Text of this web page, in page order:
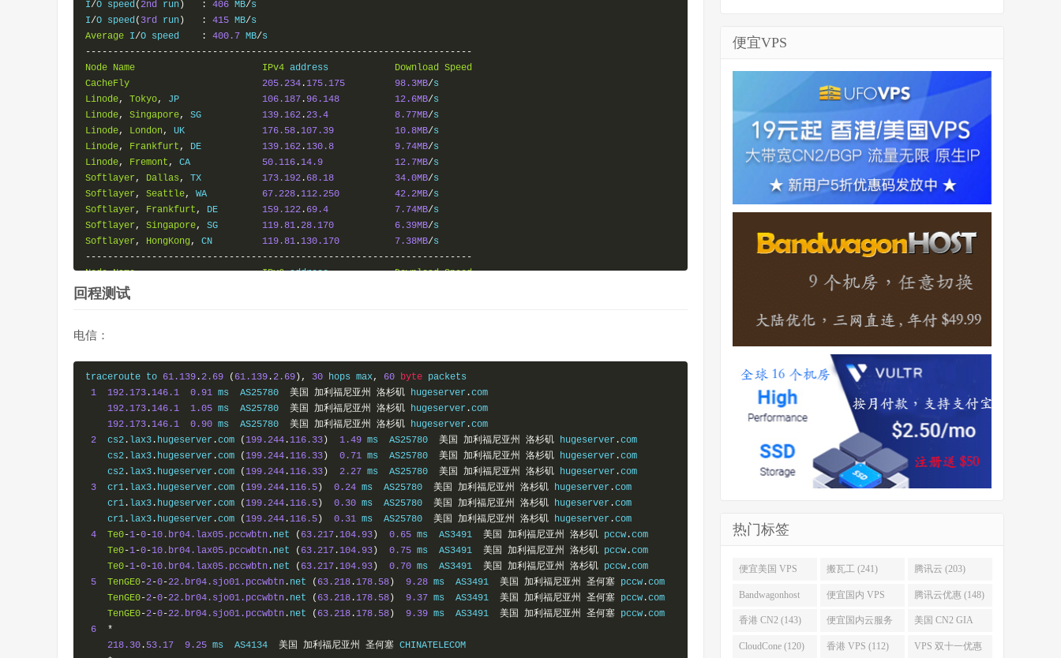
I/O speed (2nd run) : 406 MB/s
I/O speed ( 3rd run) : 415 MB/
Average I/O speed : 400.7 MB/
----------------------------------------------------------------------
Node Name IPv4 address Download
Speed
CacheFly
205.234 . 175.175 98.3MB/
Linode, Tokyo, JP 106.187 .96.148 12.6MB/
Linode, Singapore, SG 139.162 .23.4 8.77MB/
Linode, London, UK 176.58 . 107.39 10.8MB/
Linode, Frankfurt , DE 139.162 . 130.8 9.74MB/
Linode, Fremont , CA 50.116 . 14.9 12.7MB/
Softlayer , Dallas , TX 173.192 . 68.18 34.0MB/
Softlayer , Seattle, WA 67.228 . 112.250 42.2MB/
Softlayer , Frankfurt , DE 159.122 . 69.4 7.74MB/
Softlayer , Singapore, SG 119.81 .28.170 6.39MB/
Softlayer , HongKong, CN 119.81 . 130.170 7.38MB/
----------------------------------------------------------------------
Node Name IPv6 address Download Speed
Linode, Atlanta
Linode
Linode
Softlayer, Washington, WA 2607 :f0d0 :3001:78 ::2 2.94MB /
Softlayer, Paris , FR 2a03 8180 :1301:8::4 8.25MB/
Softlayer, Singapore , SG 2401 c900 :1101:8::2 6.07MB/
Softlayer, Tokyo , JP 2401 c900 :1001:16::4 5.90MB/
----------------------------------------------------------------------
回程测试
电信：
traceroute to 61.139 .2.69 ( 61.139 .2.69), 30 hops max, 60 byte packets
1
192.173 . 146.1 0.91 ms  AS25780 美国 加利福尼亚州 洛杉矶 hugeserver .com
192.173 . 146.1 1.05 ms  AS25780 美国 加利福尼亚州 洛杉矶 hugeserver .com
192.173 . 146.1 0.90 ms  AS25780 美国 加利福尼亚州 洛杉矶 hugeserver .com
2
  cs2
. lax3 . hugeserver .com ( 199.244 . 116.33) 1.49 ms  AS25780 美国 加利福尼亚州 洛杉矶 hugeserver .com
    cs2
. lax3 . hugeserver .com ( 199.244 . 116.33) 0.71 ms  AS25780 美国 加利福尼亚州 洛杉矶 hugeserver .com
    cs2
. lax3 . hugeserver .com ( 199.244 . 116.33) 2.27 ms  AS25780 美国 加利福尼亚州 洛杉矶 hugeserver .com
3
  cr1
. lax3 . hugeserver .com ( 199.244 . 116.5) 0.24 ms  AS25780 美国 加利福尼亚州 洛杉矶 hugeserver .com
    cr1
. lax3 . hugeserver .com ( 199.244 . 116.5) 0.30 ms  AS25780 美国 加利福尼亚州 洛杉矶 hugeserver .com
    cr1
. lax3 . hugeserver .com ( 199.244 . 116.5) 0.31 ms  AS25780 美国 加利福尼亚州 洛杉矶 hugeserver .com
4
Te0-1-0-10.br04.lax05.pccwbtn . net ( 63.217 . 104.93) 0.65 ms  AS3491 美国 加利福尼亚州 洛杉矶 pccw .com
Te0-1-0-10.br04.lax05.pccwbtn . net ( 63.217 . 104.93) 0.75 ms  AS3491 美国 加利福尼亚州 洛杉矶 pccw .com
Te0-1-0-10.br04.lax05.pccwbtn . net ( 63.217 . 104.93) 0.70 ms  AS3491 美国 加利福尼亚州 洛杉矶 pccw .com
5
TenGE0-2-0-22.br04.sjo01.pccwbtn . net ( 63.218 . 178.58) 9.28 ms  AS3491 美国 加利福尼亚州 圣何塞 pccw .com
TenGE0-2-0-22.br04.sjo01.pccwbtn . net ( 63.218 . 178.58) 9.37 ms  AS3491 美国 加利福尼亚州 圣何塞 pccw .com
TenGE0-2-0-22.br04.sjo01.pccwbtn . net ( 63.218 . 178.58) 9.39 ms  AS3491 美国 加利福尼亚州 圣何塞 pccw .com
6
*
218.30 . 53.17 9.25 ms  AS4134 美国 加利福尼亚州 圣何塞 CHINATELECOM
便宜VPS
热门标签
便宜美国 VPS
(255)
搬瓦工 (241) 腾讯云 (203)
Bandwagonhost
(188)
便宜国内 VPS
(167)
腾讯云优惠 (148)
香港 CN2 (143) 便宜国内云服务
器 (128)
美国 CN2 GIA
(123)
CloudCone (120) 香港 VPS (112) VPS 双十一优惠